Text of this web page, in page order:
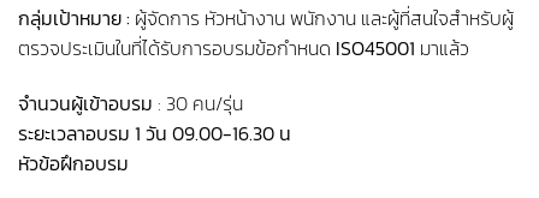
กลุ่มเป้าหมาย : ผู้จัดการ หัวหน้างาน พนักงาน และผู้ที่สนใจสำหรับผู้
ตรวจประเมินในที่ได้รับการอบรมข้อกำหนด ISO45001 มาแล้ว
จำนวนผู้เข้าอบรม : 30 คน/รุ่น
ระยะเวลาอบรม 1 วัน 09.00-16.30 น
หัวข้อฝึกอบรม